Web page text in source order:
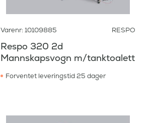
Varenr: 10109885 RESPO
Respo 320 2d
Mannskapsvogn m/tanktoalett
Forventet leveringstid 25 dager